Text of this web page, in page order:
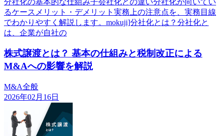
るケースメリット・デメリット実務上の注意点を、実務目線
でわかりやすく解説します。mokuji]分社化とは？分社化と
は、企業が自社の
株式譲渡とは？ 基本の仕組みと税制改正による
M&Aへの影響を解説
M&A全般
2026年02月16日